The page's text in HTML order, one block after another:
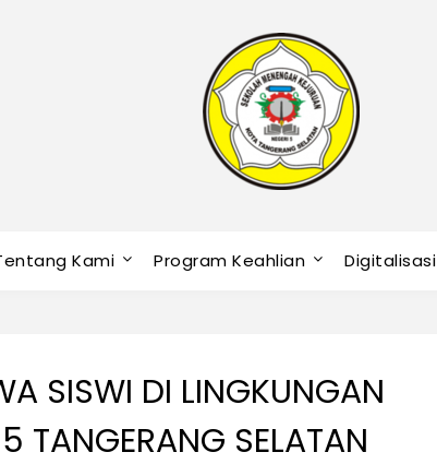
Kami Program Keahlian Digitalisasi
SISWI DI LINGKUNGAN
TANGERANG SELATAN